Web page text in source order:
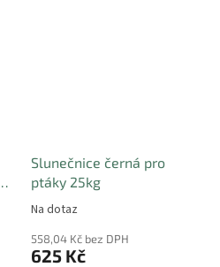
Slunečnice černá pro
ptáky 25kg
Na dotaz
558,04 Kč bez DPH
625 Kč